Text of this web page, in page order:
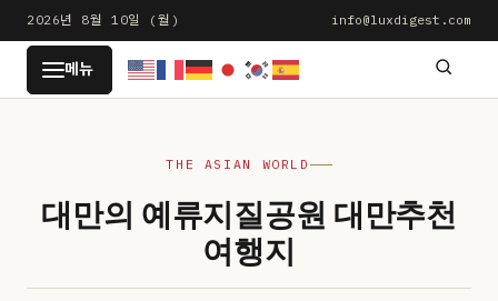
문
로
2026년 8월 10일 (월) info@luxdigest.com
LUXDIGEST
메뉴
THE ASIAN WORLD
대만의 예류지질공원 대만추천
여행지